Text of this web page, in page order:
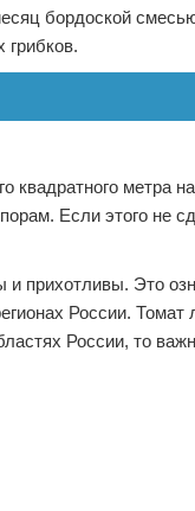
бордоской
грибков.
квадратного метра
Если этого не
прихотливы. Это
России. Томат
России, то